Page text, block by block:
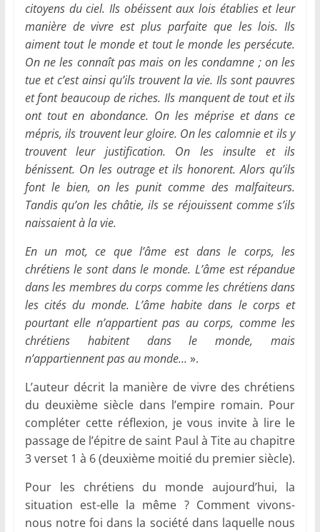
citoyens du ciel. Ils obéissent aux lois établies et leur
manière de vivre est plus parfaite que les lois. Ils
aiment tout le monde et tout le monde les persécute.
On ne les connaît pas mais on les condamne ; on les
tue et c’est ainsi qu’ils trouvent la vie. Ils sont pauvres
et font beaucoup de riches. Ils manquent de tout et ils
ont tout en abondance. On les méprise et dans ce
mépris, ils trouvent leur gloire. On les calomnie et ils y
trouvent leur justification. On les insulte et ils
bénissent. On les outrage et ils honorent. Alors qu’ils
font le bien, on les punit comme des malfaiteurs.
Tandis qu’on les châtie, ils se réjouissent comme s’ils
naissaient à la vie.
En un mot, ce que l’âme est dans le corps, les
chrétiens le sont dans le monde. L’âme est répandue
dans les membres du corps comme les chrétiens dans
les cités du monde. L’âme habite dans le corps et
pourtant elle n’appartient pas au corps, comme les
chrétiens habitent dans le monde, mais
n’appartiennent pas au monde… ».
L’auteur décrit la manière de vivre des chrétiens
du deuxième siècle dans l’empire romain. Pour
compléter cette réflexion, je vous invite à lire le
passage de l’épitre de saint Paul à Tite au chapitre
3 verset 1 à 6 (deuxième moitié du premier siècle).
Pour les chrétiens du monde aujourd’hui, la
situation est-elle la même ? Comment vivons-
nous notre foi dans la société dans laquelle nous